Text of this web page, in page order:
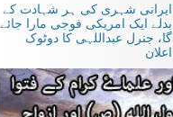
ایرانی شہری کی ہر شہادت کے
بدلے ایک امریکی فوجی مارا جائے
گا، جنرل عبداللہی کا دوٹوک
اعلان